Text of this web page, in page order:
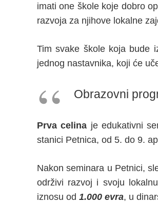
imati one škole koje dobro
razvoja za njihove lokalne
Tim svake škole koja bude
jednog nastavnika, koji će
Obrazovni
Prva celina je edukativni
stanici Petnica, od 5. do 9.
Nakon seminara u Petnici,
održivi razvoj i svoju
iznosu od 1.000 evra, u